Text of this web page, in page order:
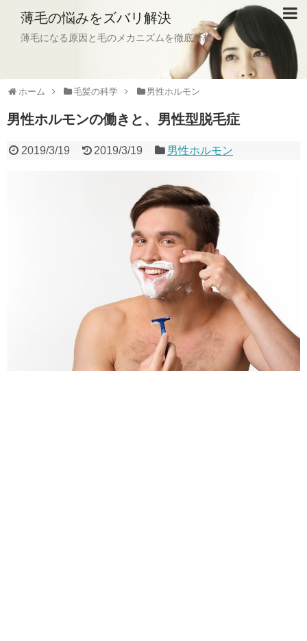
薄毛の悩みをズバリ解決
薄毛になる原因と毛のメカニズムを徹底分析
ホーム 毛髪の科学 男性ホルモン
男性ホルモンの働きと、男性型脱毛症
2019/3/19 2019/3/19 男性ホルモン